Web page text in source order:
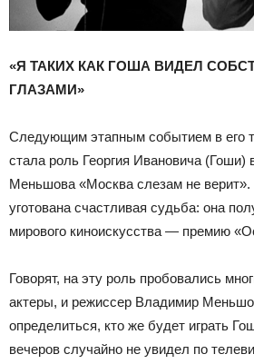
«Я ТАКИХ КАК ГОША ВИДЕЛ
ГЛАЗАМИ»
Следующим этапным событием в его
стала роль Георгия Ивановича (Гоши)
Меньшова «Москва слезам не
уготована счастливая судьба: она
мирового киноискусства — премию
Говорят, на эту роль пробовались
актеры, и режиссер Владимир
определиться, кто же будет играть
вечеров случайно не увидел по